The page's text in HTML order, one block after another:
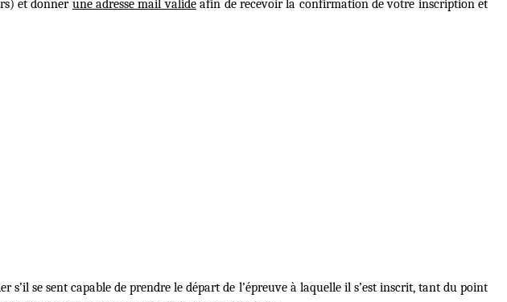
et donner une adresse mail valideafin de recevoir la confirmation de votre inscription et
s’il se sent capable de prendre le départ de l’épreuve à laquelle il s’est inscrit, tant du point